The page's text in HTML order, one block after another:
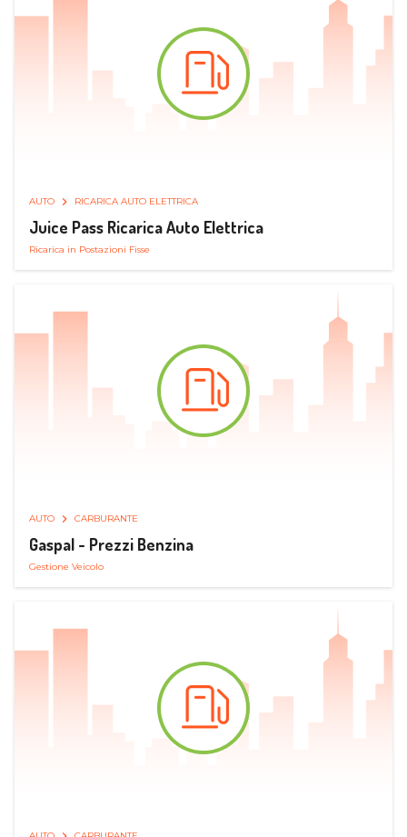
AUTO RICARICA AUTO ELETTRICA
Juice Pass Ricarica Auto Elettrica
Ricarica in Postazioni Fisse
AUTO CARBURANTE
Gaspal - Prezzi Benzina
Gestione Veicolo